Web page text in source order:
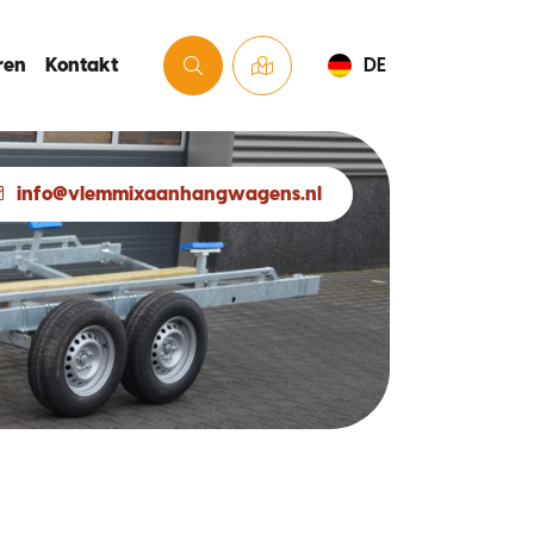
Kontakt DE
info@vlemmixaanhangwagens.nl